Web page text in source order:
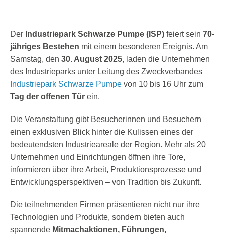
Der Industriepark Schwarze Pumpe (ISP) feiert sein 70-
jähriges Bestehen mit einem besonderen Ereignis. Am
Samstag, den 30. August 2025, laden die Unternehmen
des Industrieparks unter Leitung des Zweckverbandes
Industriepark Schwarze Pumpe von 10 bis 16 Uhr zum
Tag der offenen Tür ein.
Die Veranstaltung gibt Besucherinnen und Besuchern
einen exklusiven Blick hinter die Kulissen eines der
bedeutendsten Industrieareale der Region. Mehr als 20
Unternehmen und Einrichtungen öffnen ihre Tore,
informieren über ihre Arbeit, Produktionsprozesse und
Entwicklungsperspektiven – von Tradition bis Zukunft.
Die teilnehmenden Firmen präsentieren nicht nur ihre
Technologien und Produkte, sondern bieten auch
spannende Mitmachaktionen, Führungen,